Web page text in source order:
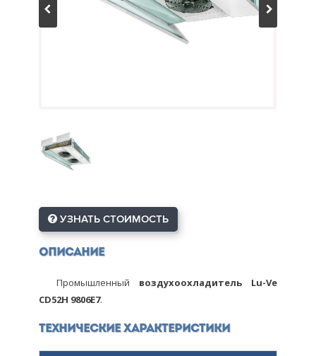
УЗНАТЬ СТОИМОСТЬ
Описание
Промышленный воздухоохладитель Lu-Ve
CD52H 9806E7.
Технические характеристики